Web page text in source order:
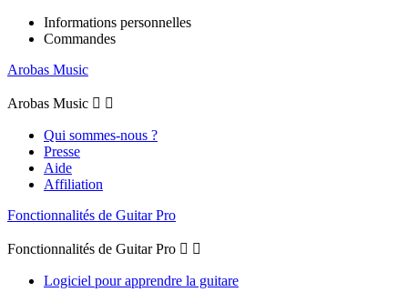
Informations personnelles
Commandes
Arobas Music
Arobas Music  
Qui sommes-nous ?
Presse
Aide
Affiliation
Fonctionnalités de Guitar Pro
Fonctionnalités de Guitar Pro  
Logiciel pour apprendre la guitare